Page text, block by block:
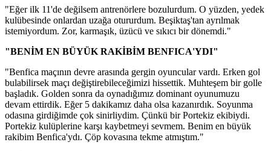
"Eğer ilk 11'de değilsem antrenörlere bozulurdum. O yüzden, yedek
kulübesinde onlardan uzağa otururdum. Beşiktaş'tan ayrılmak
istemiyordum. Zor, karmaşık, üzücü ve sıkıcı bir dönemdi."
"BENİM EN BÜYÜK RAKİBİM BENFICA'YDI"
"Benfica maçının devre arasında gergin oyuncular vardı. Erken gol
bulabilirsek maçı değiştirebileceğimizi hissettik. Muhteşem bir golle
başladık. Golden sonra da oynadığımız dominant oyunumuzu
devam ettirdik. Eğer 5 dakikamız daha olsa kazanırdık. Soyunma
odasına girdiğimde çok sinirliydim. Çünkü bir Portekiz ekibiydi.
Portekiz kulüplerine karşı kaybetmeyi sevmem. Benim en büyük
rakibim Benfica'ydı. Çöp kovasına tekme atmıştım."